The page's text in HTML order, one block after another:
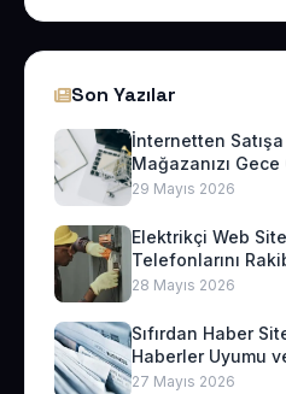
Son Yazılar
İnternetten
Mağazanızı Gece
29 Mayıs 2026
Elektrikçi Web
Telefonlarını
28 Mayıs 2026
Sıfırdan Haber
Haberler Uyumu
27 Mayıs 2026